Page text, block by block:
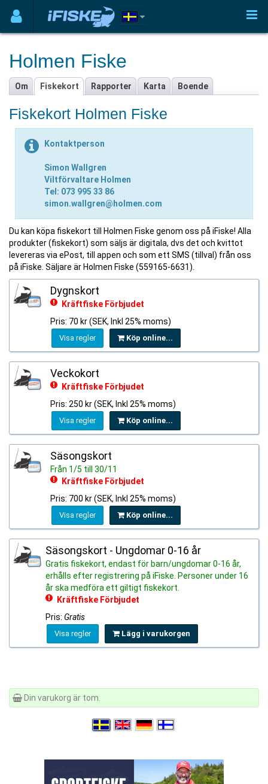
Holmen Fiske
Om Fiskekort Rapporter Karta Boende
Fiskekort Holmen Fiske
Kontaktperson
Simon Wallgren
Viltförvaltare Holmen
Tel: 073 995 33 86
simon.wallgren@holmen.com
Du kan köpa fiskekort till Holmen Fiske genom oss på iFiske! Alla
produkter (fiskekort) som säljs är digitala, dvs det och kvittot
levereras via ePost, till appen och som ett SMS (tillval) från oss
på iFiske. Säljare är Holmen Fiske (559165-6631).
Dygnskort
Kräftfiske Förbjudet
Pris: 70 kr (SEK, Inkl 25% moms)
Visa regler Köp online...
Veckokort
Kräftfiske Förbjudet
Pris: 250 kr (SEK, Inkl 25% moms)
Visa regler Köp online...
Säsongskort
Från 1/5 till 30/11
Kräftfiske Förbjudet
Pris: 700 kr (SEK, Inkl 25% moms)
Visa regler Köp online...
Säsongskort - Ungdomar 0-16 år
Gratis fiskekort, endast för barn/ungdomar 0-16 år,
erhålls efter registrering på iFiske. Personer under 16
år ska medföra ett giltigt fiskekort.
Kräftfiske Förbjudet
Pris: Gratis
Visa regler Lägg i varukorgen
Din varukorg är tom.